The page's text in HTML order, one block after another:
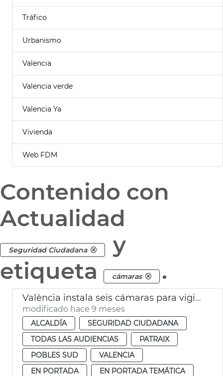
Tráfico
Urbanismo
Valencia
Valencia verde
Valencia Ya
Vivienda
Web FDM
Contenido con
Actualidad
Seguridad Ciudadana
y
etiqueta
cámaras .
València instala seis cámaras para vigilar el caudal del Turia
modificado hace 9 meses
ALCALDÍA
SEGURIDAD CIUDADANA
TODAS LAS AUDIENCIAS
PATRAIX
POBLES SUD
VALENCIA
EN PORTADA
EN PORTADA TEMÁTICA